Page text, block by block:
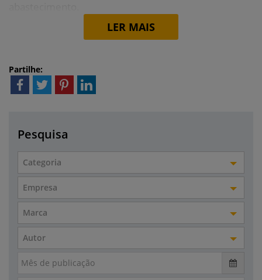
LER MAIS
Partilhe:
Pesquisa
Categoria
Empresa
Marca
Autor